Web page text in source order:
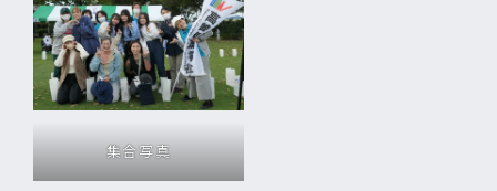
集合写真